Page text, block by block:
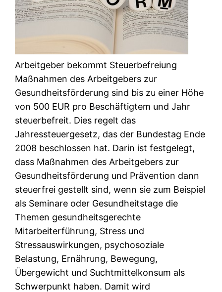
Arbeitgeber bekommt Steuerbefreiung
Maßnahmen des Arbeitgebers zur
Gesundheitsförderung sind bis zu einer Höhe
von 500 EUR pro Beschäftigtem und Jahr
steuerbefreit. Dies regelt das
Jahressteuergesetz, das der Bundestag Ende
2008 beschlossen hat. Darin ist festgelegt,
dass Maßnahmen des Arbeitgebers zur
Gesundheitsförderung und Prävention dann
steuerfrei gestellt sind, wenn sie zum Beispiel
als Seminare oder Gesundheitstage die
Themen gesundheitsgerechte
Mitarbeiterführung, Stress und
Stressauswirkungen, psychosoziale
Belastung, Ernährung, Bewegung,
Übergewicht und Suchtmittelkonsum als
Schwerpunkt haben. Damit wird